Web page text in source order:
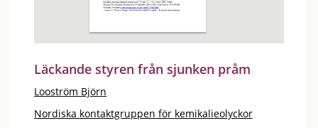
Läckande styren från sjunken pråm
Looström Björn
Nordiska kontaktgruppen för kemikalieolyckor